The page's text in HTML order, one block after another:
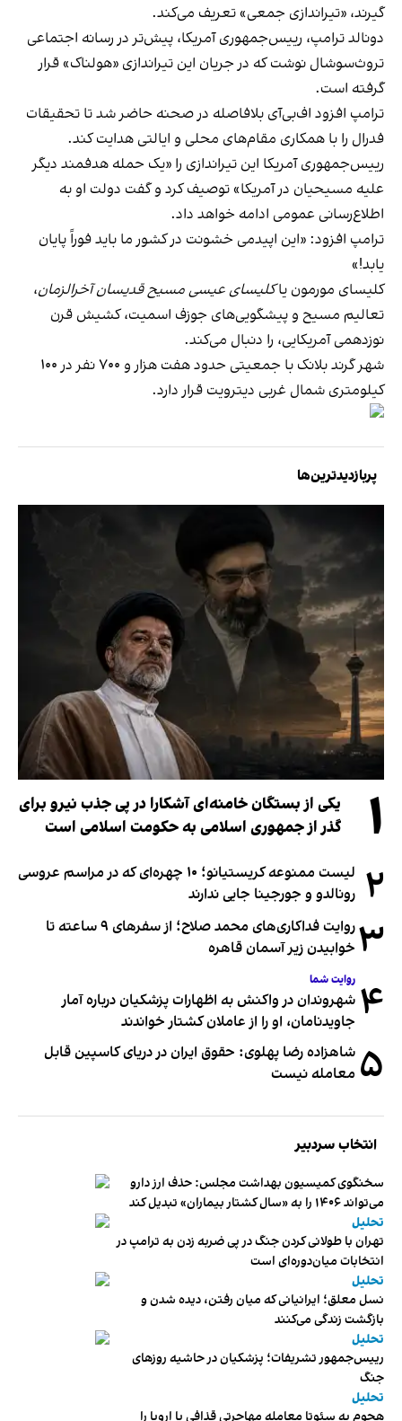
گیرند، «تیراندازی جمعی» تعریف می‌کند.
دونالد ترامپ، رییس‌جمهوری آمریکا، پیش‌تر در رسانه اجتماعی
تروث‌سوشال نوشت که در جریان این تیراندازی «هولناک» قرار
گرفته است.
ترامپ افزود اف‌بی‌آی بلافاصله در صحنه حاضر شد تا تحقیقات
فدرال را با همکاری مقام‌های محلی و ایالتی هدایت کند.
رییس‌جمهوری آمریکا این تیراندازی را «یک حمله هدفمند دیگر
علیه مسیحیان در آمریکا» توصیف کرد و گفت دولت او به
اطلاع‌رسانی عمومی ادامه خواهد داد.
ترامپ افزود: «این اپیدمی خشونت در کشور ما باید فوراً پایان
یابد!»
کلیسای مورمون یاکلیسای عیسی مسیح قدیسان آخرالزمان،
تعالیم مسیح و پیشگویی‌های جوزف اسمیت، کشیش قرن
نوزدهمی آمریکایی، را دنبال می‌کند.
شهر گرند بلانک با جمعیتی حدود هفت هزار و ۷۰۰ نفر در ۱۰۰
کیلومتری شمال غربی دیترویت قرار دارد.
پربازدیدترین‌ها
۱
یکی از بستگان خامنه‌ای آشکارا در پی جذب نیرو برای
گذر از جمهوری اسلامی به حکومت اسلامی است
۲
لیست ممنوعه کریستیانو؛ ۱۰ چهره‌ای که در مراسم عروسی
رونالدو و جورجینا جایی ندارند
۳
روایت فداکاری‌های محمد صلاح؛ از سفرهای ۹ ساعته تا
خوابیدن زیر آسمان قاهره
۴ روایت شما
شهروندان در واکنش به اظهارات پزشکیان درباره آمار
جاویدنامان، او را از عاملان کشتار خواندند
۵ شاهزاده رضا پهلوی: حقوق ایران در دریای کاسپین قابل
معامله نیست
انتخاب سردبیر
سخنگوی کمیسیون بهداشت مجلس: حذف ارز دارو
می‌تواند ۱۴۰۶ را به «سال کشتار بیماران» تبدیل کند
تحلیل
تهران با طولانی کردن جنگ در پی ضربه زدن به ترامپ در
انتخابات میان‌دوره‌ای است
تحلیل
نسل معلق؛ ایرانیانی که میان رفتن، دیده شدن و
بازگشت زندگی می‌کنند
تحلیل
رییس‌جمهور تشریفات؛ پزشکیان در حاشیه روزهای
جنگ
تحلیل
هجوم به سئوتا معامله مهاجرتی قذافی با اروپا را